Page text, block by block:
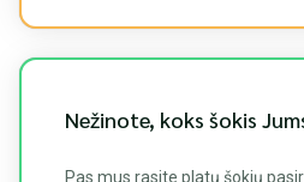
Nežinote, koks šokis
Pas mus rasite platų šokių